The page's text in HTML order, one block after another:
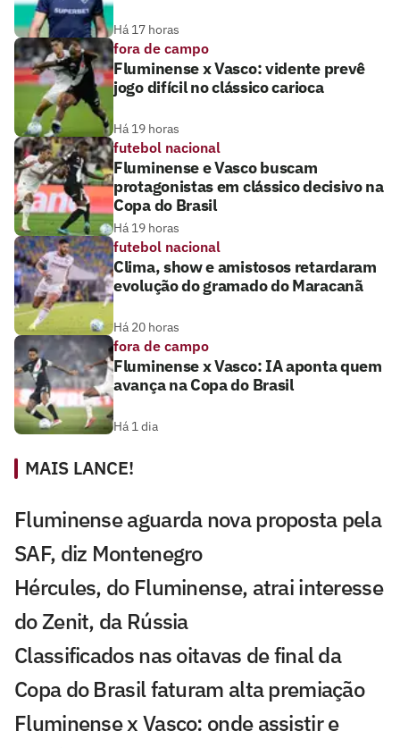
Há 17 horas
fora de campo
Fluminense x Vasco: vidente prevê
jogo difícil no clássico carioca
Há 19 horas
futebol nacional
Fluminense e Vasco buscam
protagonistas em clássico decisivo na
Copa do Brasil
Há 19 horas
futebol nacional
Clima, show e amistosos retardaram
evolução do gramado do Maracanã
Há 20 horas
fora de campo
Fluminense x Vasco: IA aponta quem
avança na Copa do Brasil
Há 1 dia
MAIS LANCE!
Fluminense aguarda nova proposta pela
SAF, diz Montenegro
Hércules, do Fluminense, atrai interesse
do Zenit, da Rússia
Classificados nas oitavas de final da
Copa do Brasil faturam alta premiação
Fluminense x Vasco: onde assistir e